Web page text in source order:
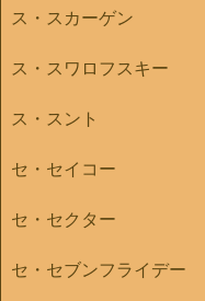
ス・スカーゲン
ス・スワロフスキー
ス・スント
セ・セイコー
セ・セクター
セ・セブンフライデー